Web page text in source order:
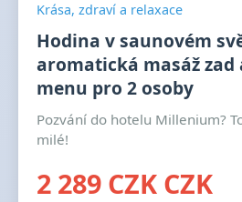
Krása, zdraví a relaxace
Hodina v saunovém
aromatická masáž
menu pro 2 osoby
Pozvání do hotelu Millenium?
milé!
2 289 CZK CZK